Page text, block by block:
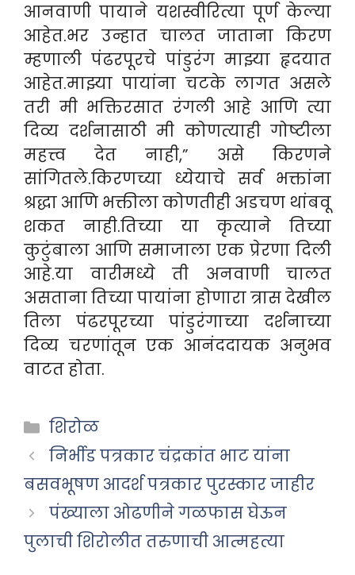
आनवाणी पायाने यशस्वीरित्या पूर्ण केल्या
आहेत.भर उन्हात चालत जाताना किरण
म्हणाली पंढरपूरचे पांडुरंग माझ्या हृदयात
आहेत.माझ्या पायांना चटके लागत असले
तरी मी भक्तिरसात रंगली आहे आणि त्या
दिव्य दर्शनासाठी मी कोणत्याही गोष्टीला
महत्त्व देत नाही,” असे किरणने
सांगितले.किरणच्या ध्येयाचे सर्व भक्तांना
श्रद्धा आणि भक्तीला कोणतीही अडचण थांबवू
शकत नाही.तिच्या या कृत्याने तिच्या
कुटुंबाला आणि समाजाला एक प्रेरणा दिली
आहे.या वारीमध्ये ती अनवाणी चालत
असताना तिच्या पायांना होणारा त्रास देखील
तिला पंढरपूरच्या पांडुरंगाच्या दर्शनाच्या
दिव्य चरणांतून एक आनंददायक अनुभव
वाटत होता.
Categories
शिरोळ
निर्भीड पत्रकार चंद्रकांत भाट यांना
बसवभूषण आदर्श पत्रकार पुरस्कार जाहीर
पंख्याला ओढणीने गळफास घेऊन
पुलाची शिरोलीत तरुणाची आत्महत्या